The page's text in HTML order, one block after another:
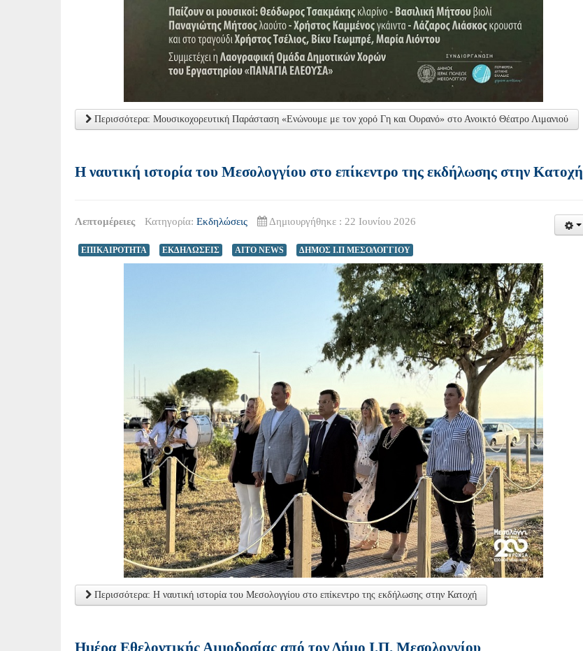
Περισσότερα: Μουσικοχορευτική Παράσταση «Ενώνουμε με τον χορό Γη και Ουρανό» στο Ανοικτό Θέατρο Λιμανιού
Η ναυτική ιστορία του Μεσολογγίου στο επίκεντρο της εκδήλωσης στην Κατοχή
Λεπτομέρειες Κατηγορία: Εκδηλώσεις Δημιουργήθηκε : 22 Ιουνίου 2026
ΕΠΙΚΑΙΡΟΤΗΤΑ ΕΚΔΗΛΩΣΕΙΣ AITO NEWS ΔΗΜΟΣ Ι.Π ΜΕΣΟΛΟΓΓΙΟΥ
Περισσότερα: Η ναυτική ιστορία του Μεσολογγίου στο επίκεντρο της εκδήλωσης στην Κατοχή
Ημέρα Εθελοντικής Αιμοδοσίας από τον Δήμο Ι.Π. Μεσολογγίου